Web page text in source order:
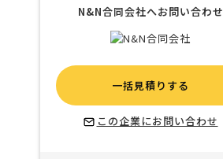
N&N合同会社へお問い合わせ
一括見積りする
この企業にお問い合わせ